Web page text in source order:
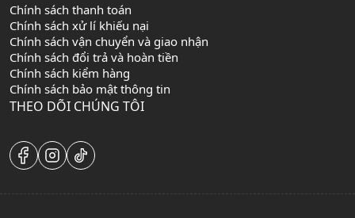
Chính sách thanh toán
Chính sách xử lí khiếu nại
Chính sách vận chuyển và giao nhận
Chính sách đổi trả và hoàn tiền
Chính sách kiểm hàng
Chính sách bảo mật thông tin
THEO DÕI CHÚNG TÔI